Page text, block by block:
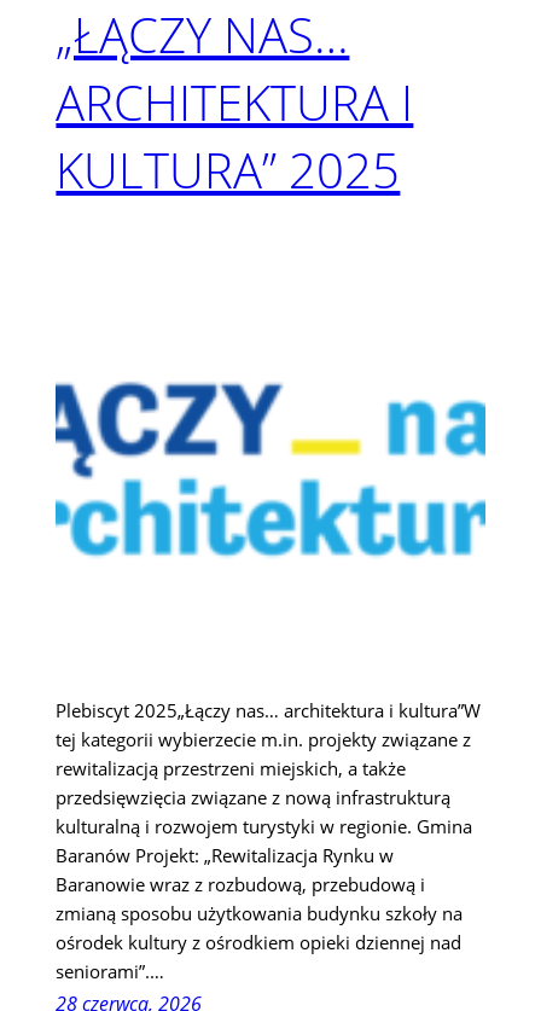
„ŁĄCZY NAS…
ARCHITEKTURA I
KULTURA” 2025
Plebiscyt 2025„Łączy nas… architektura i kultura”W
tej kategorii wybierzecie m.in. projekty związane z
rewitalizacją przestrzeni miejskich, a także
przedsięwzięcia związane z nową infrastrukturą
kulturalną i rozwojem turystyki w regionie. Gmina
Baranów Projekt: „Rewitalizacja Rynku w
Baranowie wraz z rozbudową, przebudową i
zmianą sposobu użytkowania budynku szkoły na
ośrodek kultury z ośrodkiem opieki dziennej nad
seniorami”.…
28 czerwca, 2026